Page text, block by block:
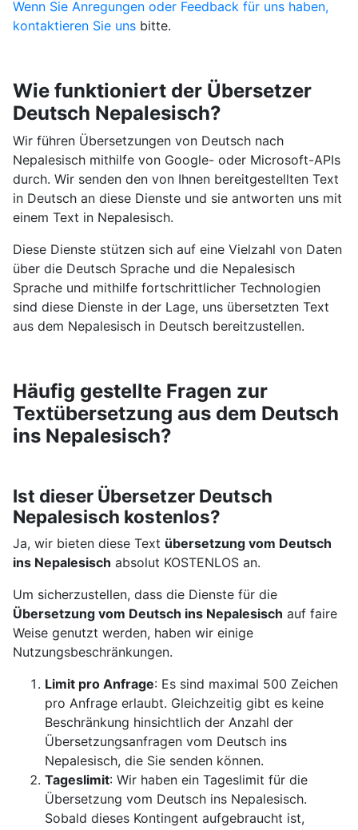
Wenn Sie Anregungen oder Feedback für uns haben,
kontaktieren Sie unsbitte.
Wie funktioniert der Übersetzer
Deutsch Nepalesisch?
Wir führen Übersetzungen von Deutsch nach
Nepalesisch mithilfe von Google- oder Microsoft-APIs
durch. Wir senden den von Ihnen bereitgestellten Text
in Deutsch an diese Dienste und sie antworten uns mit
einem Text in Nepalesisch.
Diese Dienste stützen sich auf eine Vielzahl von Daten
über die Deutsch Sprache und die Nepalesisch
Sprache und mithilfe fortschrittlicher Technologien
sind diese Dienste in der Lage, uns übersetzten Text
aus dem Nepalesisch in Deutsch bereitzustellen.
Häufig gestellte Fragen zur
Textübersetzung aus dem Deutsch
ins Nepalesisch?
Ist dieser Übersetzer Deutsch
Nepalesisch kostenlos?
Ja, wir bieten diese Text übersetzung vom Deutsch
ins Nepalesisch absolut KOSTENLOS an.
Um sicherzustellen, dass die Dienste für die
Übersetzung vom Deutsch ins Nepalesisch auf faire
Weise genutzt werden, haben wir einige
Nutzungsbeschränkungen.
Limit pro Anfrage: Es sind maximal 500 Zeichen
pro Anfrage erlaubt. Gleichzeitig gibt es keine
Beschränkung hinsichtlich der Anzahl der
Übersetzungsanfragen vom Deutsch ins
Nepalesisch, die Sie senden können.
Tageslimit: Wir haben ein Tageslimit für die
Übersetzung vom Deutsch ins Nepalesisch.
Sobald dieses Kontingent aufgebraucht ist,